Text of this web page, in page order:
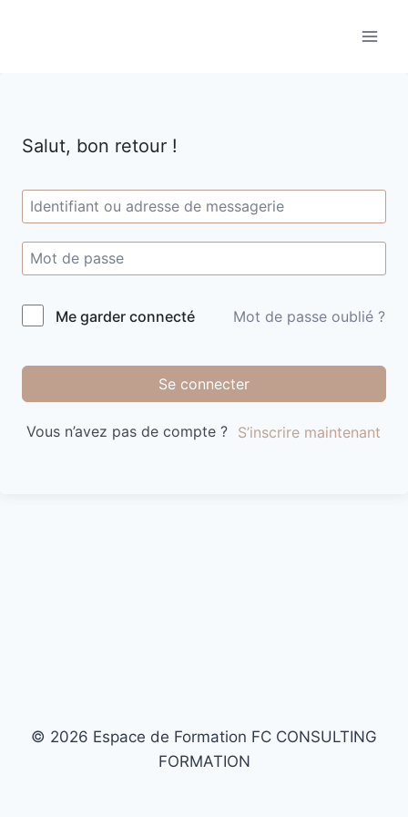
Salut, bon retour !
Me garder connecté Mot de passe oublié ?
Se connecter
Vous n’avez pas de compte ? S’inscrire maintenant
© 2026 Espace de Formation FC CONSULTING
FORMATION